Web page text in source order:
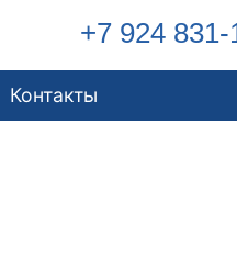
+7 924 831-
Контакты